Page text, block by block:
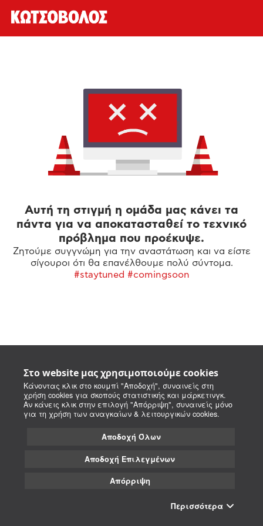
Στο website μας χρησιμοποιούμε cookies
Κάνοντας κλικ στο κουμπί "Αποδοχή", συναινείς στη
χρήση cookies για σκοπούς στατιστικής και μάρκετινγκ.
Αν κάνεις κλικ στην επιλογή "Απόρριψη", συναινείς μόνο
για τη χρήση των αναγκαίων & λειτουργικών cookies.
Αποδοχή Όλων
Αποδοχή Επιλεγμένων
Απόρριψη
Περισσότερα
Αυτή τη στιγμή η ομάδα μας κάνει τα
πάντα για να αποκατασταθεί το τεχνικό
πρόβλημα που προέκυψε.
Ζητούμε συγγνώμη για την αναστάτωση και να είστε
σίγουροι ότι θα επανέλθουμε πολύ σύντομα.
#staytuned #comingsoon